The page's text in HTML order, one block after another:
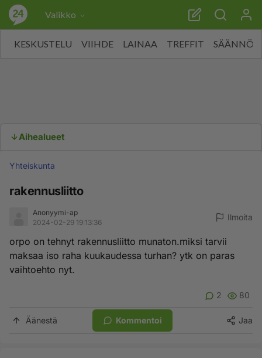
Valikko
KESKUSTELU VIIHDE LAINAA TREFFIT SÄÄNNÖT
Aihealueet
Yhteiskunta
rakennusliitto
Anonyymi-ap
2024-02-29 19:13:36
Ilmoita
orpo on tehnyt rakennusliitto munaton.miksi tarvii
maksaa iso raha kuukaudessa turhan? ytk on paras
vaihtoehto nyt.
2 80
Äänestä Kommentoi Jaa